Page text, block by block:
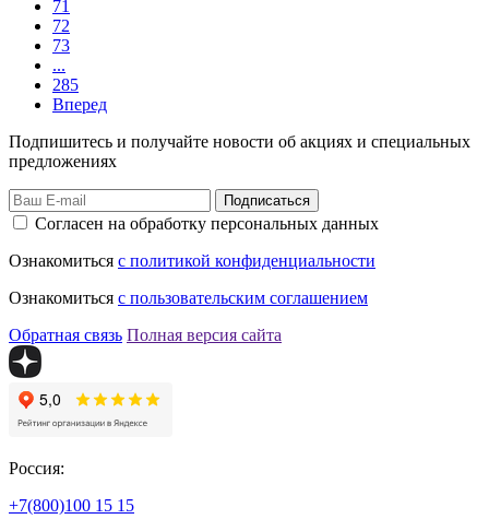
71
72
73
...
285
Вперед
Подпишитесь и получайте новости об акциях и специальных
предложениях
Подписаться
Согласен на обработку персональных данных
Ознакомиться с политикой конфиденциальности
Ознакомиться с пользовательским соглашением
Обратная связь Полная версия сайта
Россия:
+7(800)100 15 15